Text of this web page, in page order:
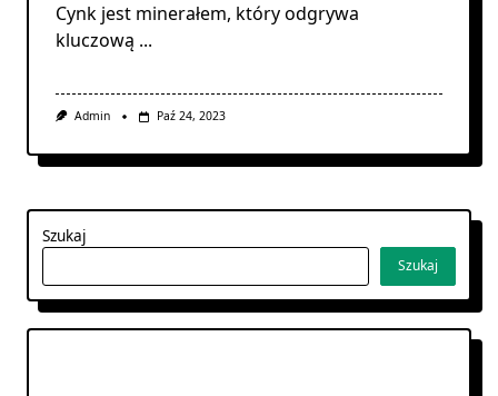
Cynk jest minerałem, który odgrywa
kluczową ...
Admin Paź 24, 2023
Szukaj
Szukaj